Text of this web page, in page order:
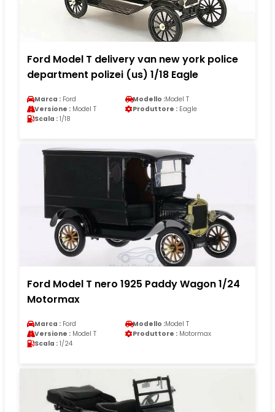
Ford Model T delivery van new york police
department polizei (us) 1/18 Eagle
Marca : Ford Modello :Model T
Versione : Model T Produttore : Eagle
Scala : 1/18
Ford Model T nero 1925 Paddy Wagon 1/24
Motormax
Marca : Ford Modello :Model T
Versione : Model T Produttore : Motormax
Scala : 1/24